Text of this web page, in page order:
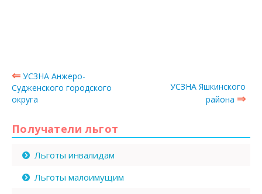
⇐ УСЗНА Анжеро-
Судженского городского
округа
УСЗНА Яшкинского
района ⇒
Получатели льгот
Льготы инвалидам
Льготы малоимущим